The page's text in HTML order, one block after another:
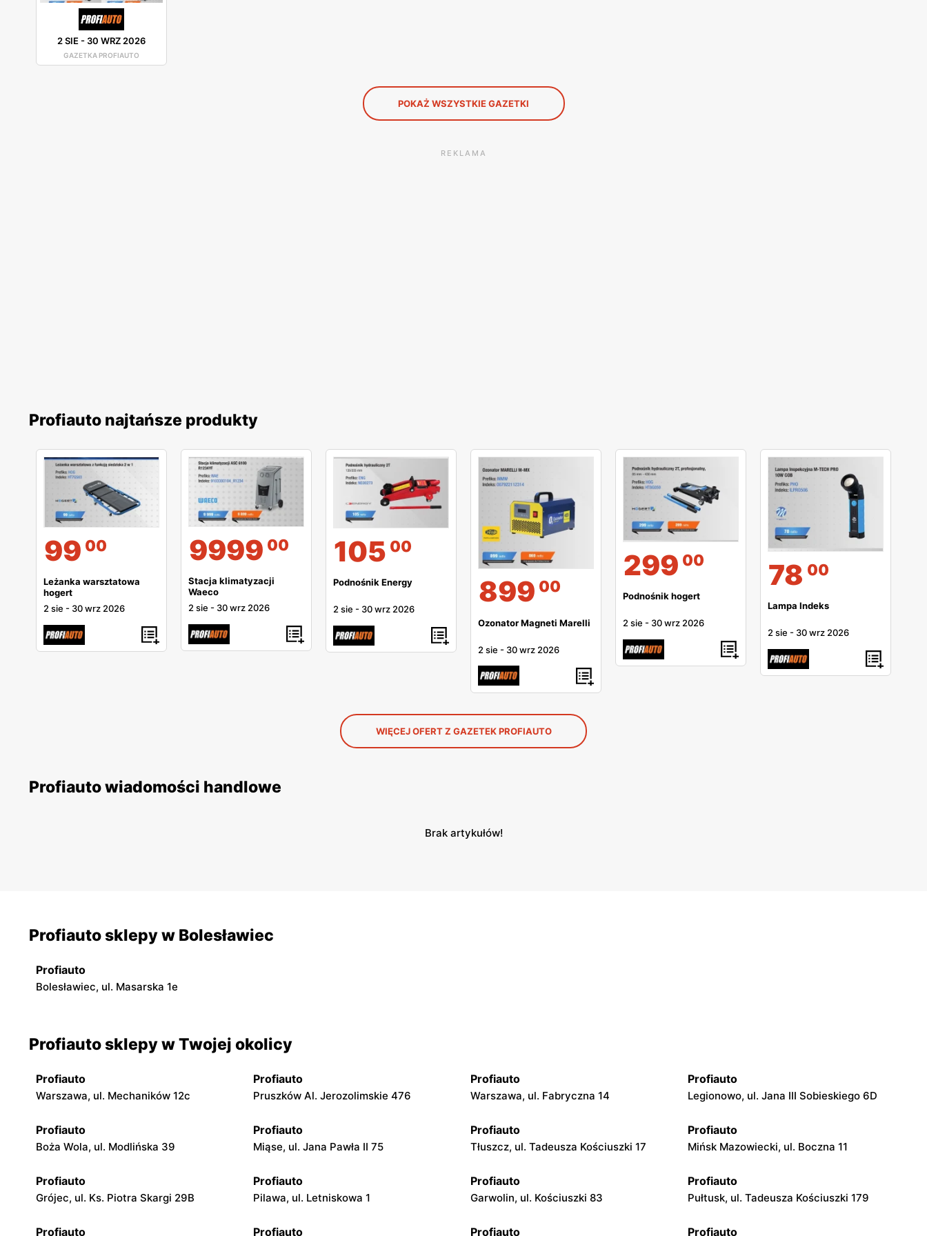
2 SIE - 30 WRZ 2026
GAZETKA PROFIAUTO
POKAŻ WSZYSTKIE GAZETKI
REKLAMA
Profiauto najtańsze produkty
99 00
Leżanka warsztatowa
hogert
2 sie - 30 wrz 2026
9999 00
Stacja klimatyzacji
Waeco
2 sie - 30 wrz 2026
105 00
Podnośnik Energy
2 sie - 30 wrz 2026
899 00
Ozonator Magneti Marelli
2 sie - 30 wrz 2026
299 00
Podnośnik hogert
2 sie - 30 wrz 2026
78 00
Lampa Indeks
2 sie - 30 wrz 2026
WIĘCEJ OFERT Z GAZETEK PROFIAUTO
Profiauto wiadomości handlowe
Brak artykułów!
Profiauto sklepy w Bolesławiec
Profiauto
Bolesławiec, ul. Masarska 1e
Profiauto sklepy w Twojej okolicy
Profiauto
Warszawa, ul. Mechaników 12c
Profiauto
Pruszków Al. Jerozolimskie 476
Profiauto
Warszawa, ul. Fabryczna 14
Profiauto
Legionowo, ul. Jana III Sobieskiego 6D
Profiauto
Boża Wola, ul. Modlińska 39
Profiauto
Miąse, ul. Jana Pawła II 75
Profiauto
Tłuszcz, ul. Tadeusza Kościuszki 17
Profiauto
Mińsk Mazowiecki, ul. Boczna 11
Profiauto
Grójec, ul. Ks. Piotra Skargi 29B
Profiauto
Pilawa, ul. Letniskowa 1
Profiauto
Garwolin, ul. Kościuszki 83
Profiauto
Pułtusk, ul. Tadeusza Kościuszki 179
Profiauto Profiauto Profiauto Profiauto